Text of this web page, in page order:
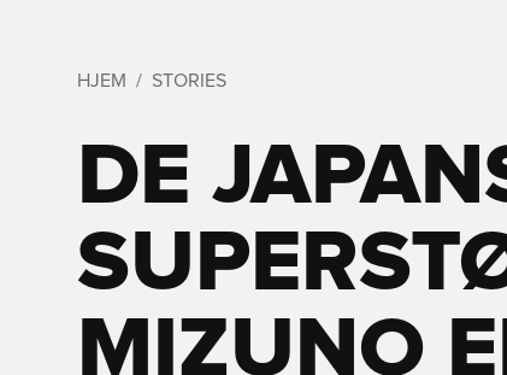
HJEM STORIES
DE
MIZUNO